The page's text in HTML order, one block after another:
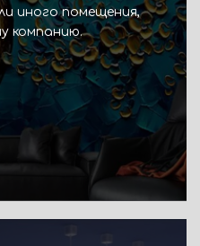
иного помещения,
компанию.